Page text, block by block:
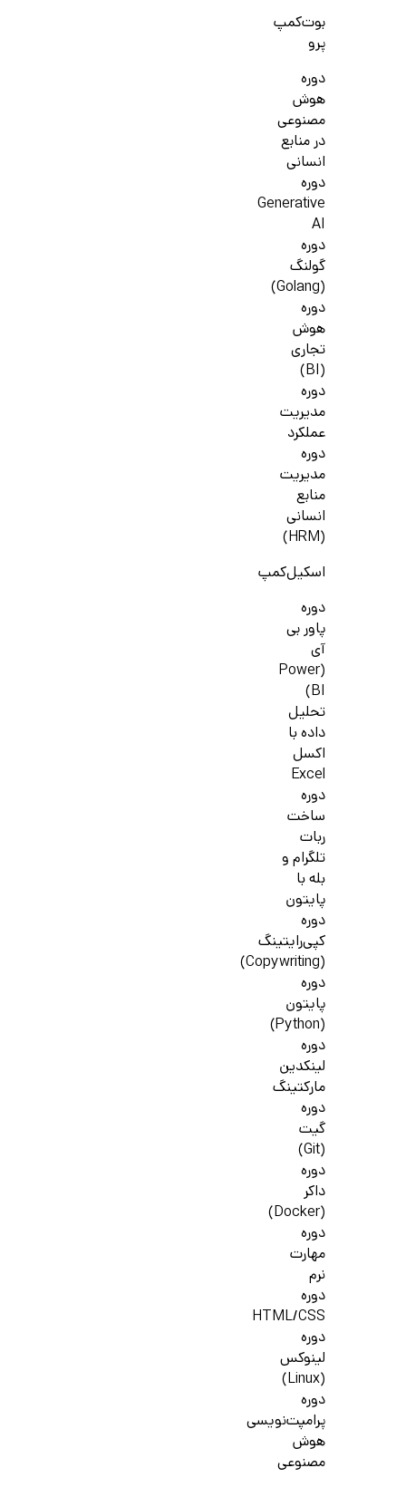
بوت‌کمپ
پرو
دوره
هوش
مصنوعی
در منابع
انسانی
دوره
Generative
AI
دوره
گولنگ
(Golang)
دوره
هوش
تجاری
(BI)
دوره
مدیریت
عملکرد
دوره
مدیریت
منابع
انسانی
(HRM)
اسکیل‌کمپ
دوره
پاور بی
آی
(Power
BI)
تحلیل
داده با
اکسل
Excel
دوره
ساخت
ربات
تلگرام و
بله با
پایتون
دوره
کپی‌رایتینگ
(Copywriting)
دوره
پایتون
(Python)
دوره
لینکدین
مارکتینگ
دوره
گیت
(Git)
دوره
داکر
(Docker)
دوره
مهارت
نرم
دوره
HTML/CSS
دوره
لینوکس
(Linux)
دوره
پرامپت‌نویسی
هوش
مصنوعی